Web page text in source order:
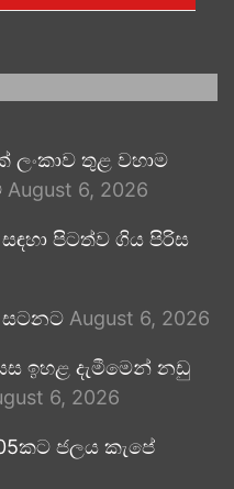
තුළ වහාම
August 6, 2026
සඳහා පිටත්ව ගිය පිරිස
සටනට August 6, 2026
ඉහළ දැමීමෙන් නඩු
6, 2026
ජලය කැපේ